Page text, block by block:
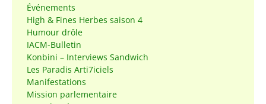
Événements
High & Fines Herbes saison 4
Humour drôle
IACM-Bulletin
Konbini – Interviews Sandwich
Les Paradis Arti7iciels
Manifestations
Mission parlementaire